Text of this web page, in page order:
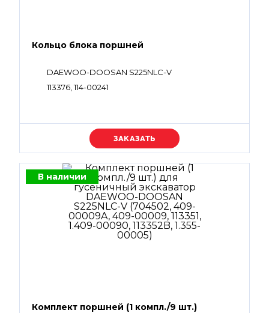
Кольцо блока поршней
DAEWOO-DOOSAN S225NLC-V
113376, 114-00241
Уточняйте цену
В наличии
Комплект поршней (1 компл./9 шт.)